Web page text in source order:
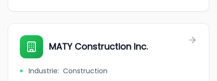
MATY Construction Inc.
Industrie: Construction